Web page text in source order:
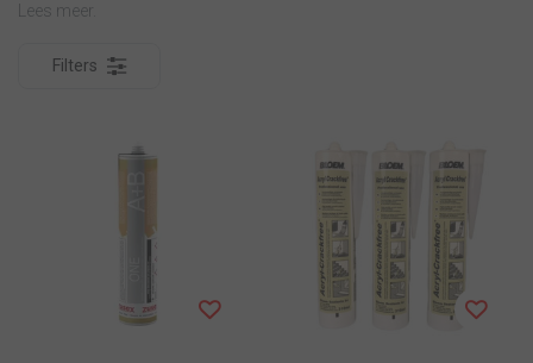
Lees meer.
Filters